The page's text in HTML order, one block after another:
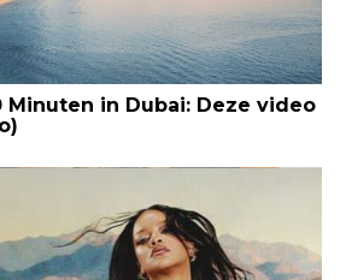
Minuten in Dubai: Deze video